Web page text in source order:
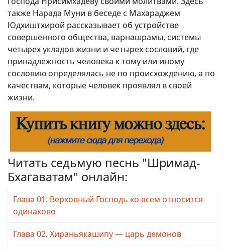
также Нарада Муни в беседе с Махараджем
Юдхиштхирой рассказывает об устройстве
совершенного общества, варнашрамы, системы
четырех укладов жизни и четырех сословий, где
принадлежность человека к тому или иному
сословию определялась не по происхождению, а по
качествам, которые человек проявлял в своей
жизни.
Читать седьмую песнь "Шримад-
Бхагаватам" онлайн:
Глава 01. Верховный Господь ко всем относится
одинаково
Глава 02. Хираньякашипу — царь демонов